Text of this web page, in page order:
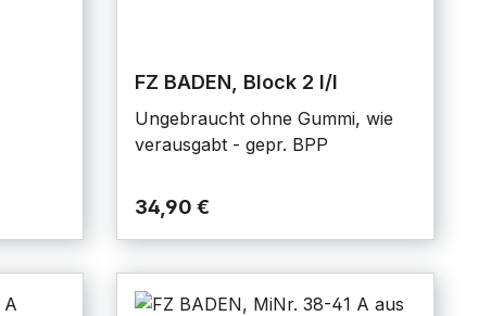
FZ BADEN, Block 2 I/I
Ungebraucht ohne Gummi, wie
verausgabt - gepr. BPP
34,90 €